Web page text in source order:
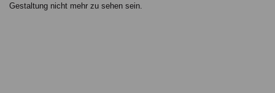
Gestaltung nicht mehr zu sehen sein.